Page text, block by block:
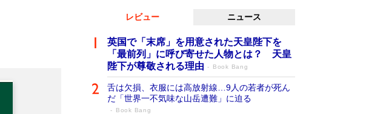
レビュー ニュース
英国で「末席」を用意された天皇陛下を
「最前列」に呼び寄せた人物とは？ 天皇
陛下が尊敬される理由
Book Bang
舌は欠損、衣服には高放射線…9人の若者が死ん
だ「世界一不気味な山岳遭難」に迫る
Book Bang